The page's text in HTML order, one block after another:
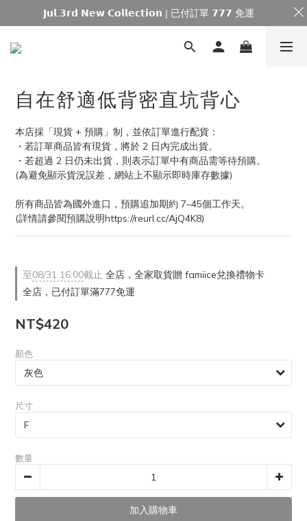
自在舒適低背密直坑背心
本店採「現貨 + 預購」制，並依訂單進行配貨：
・若訂單商品皆有現貨，將於 2 日內完成出貨。
・若超過 2 日仍未出貨，則表示訂單中有商品需等待預購。
(為避免顯示貨況誤差，網站上不顯示即時庫存數據)
所有商品皆為國外進口，預購追加期約 7–45個工作天。
(詳情請參閱預購說明https://reurl.cc/AjQ4K8)
至08/31 16:00截止 全店，全家取貨贈 famiice兌換禮物卡
全店，已付訂單滿777免運
NT$420
顏色
尺寸
數量
𝗝𝘂𝗹.𝟯𝗿𝗱 𝗡𝗲𝘄 𝗖𝗼𝗹𝗹𝗲𝗰𝘁𝗶𝗼𝗻 | 已付訂單 𝟳𝟳𝟳 免運